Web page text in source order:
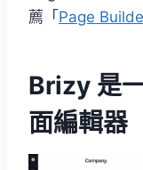
薦「Page
Brizy 是
面編輯器